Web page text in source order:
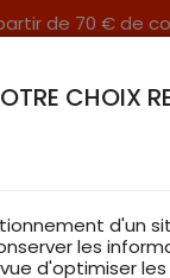
de 70 € de
CHAUSSURES
CHOIX
d'un
les
d'optimiser